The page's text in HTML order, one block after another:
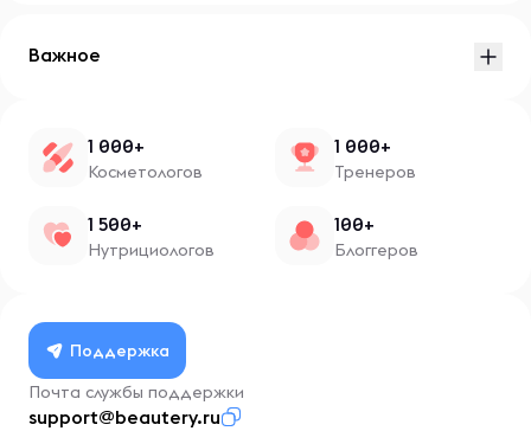
Важное
1 000+
Косметологов
1 000+
Тренеров
1 500+
Нутрициологов
100+
Блоггеров
Поддержка
Почта службы поддержки
support@beautery.ru